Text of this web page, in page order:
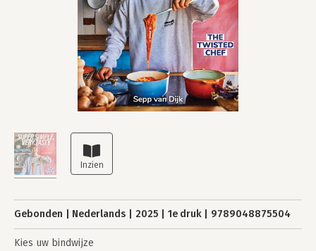
Gebonden Nederlands 2025 1e druk 9789048875504
Kies uw bindwijze